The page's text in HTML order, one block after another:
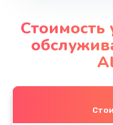
Стоимость